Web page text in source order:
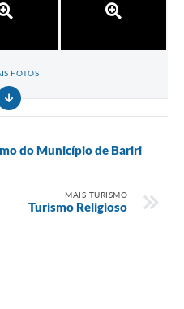
FOTOS
do Município de Bariri
MAIS TURISMO
Turismo Religioso